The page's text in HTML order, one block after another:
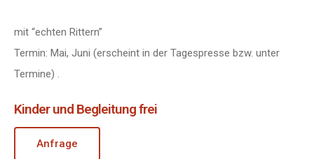
mit “echten Rittern”
Termin: Mai, Juni (erscheint in der Tagespresse bzw. unter
Termine) .
Kinder und Begleitung frei
Anfrage